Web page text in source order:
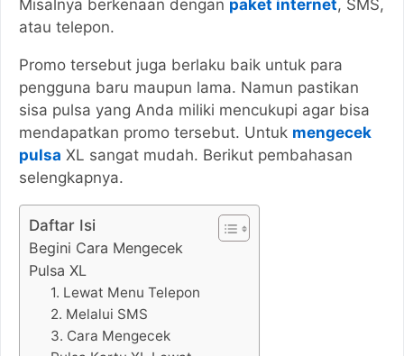
Misalnya berkenaan dengan paket internet, SMS,
atau telepon.
Promo tersebut juga berlaku baik untuk para
pengguna baru maupun lama. Namun pastikan
sisa pulsa yang Anda miliki mencukupi agar bisa
mendapatkan promo tersebut. Untuk mengecek
pulsa XL sangat mudah. Berikut pembahasan
selengkapnya.
Daftar Isi
Begini Cara Mengecek
Pulsa XL
1. Lewat Menu Telepon
2. Melalui SMS
3. Cara Mengecek